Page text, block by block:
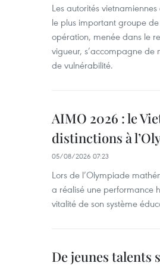
Les autorités
le plus important groupe
opération, menée dans le
vigueur, s’accompagne de
de vulnérabilité.
AIMO 2026 : le
distinctions à
05/08/2026 07:23
Lors de l’Olympiade
a réalisé une performance
vitalité de son système
De jeunes talents